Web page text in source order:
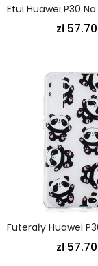
zł 57.70
zł 57.70